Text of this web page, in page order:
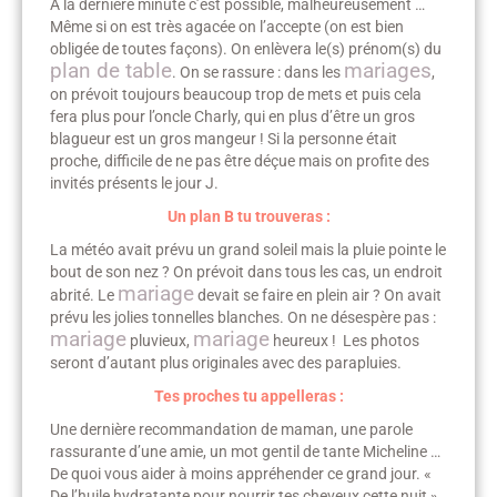
A la dernière minute c’est possible, malheureusement …
Même si on est très agacée on l’accepte (on est bien
obligée de toutes façons). On enlèvera le(s) prénom(s) du
plan de table. On se rassure : dans les mariages,
on prévoit toujours beaucoup trop de mets et puis cela
fera plus pour l’oncle Charly, qui en plus d’être un gros
blagueur est un gros mangeur ! Si la personne était
proche, difficile de ne pas être déçue mais on profite des
invités présents le jour J.
Un plan B tu trouveras :
La météo avait prévu un grand soleil mais la pluie pointe le
bout de son nez ? On prévoit dans tous les cas, un endroit
abrité. Le mariagedevait se faire en plein air ? On avait
prévu les jolies tonnelles blanches. On ne désespère pas :
mariage pluvieux, mariage heureux ! Les photos
seront d’autant plus originales avec des parapluies.
Tes proches tu appelleras :
Une dernière recommandation de maman, une parole
rassurante d’une amie, un mot gentil de tante Micheline …
De quoi vous aider à moins appréhender ce grand jour. «